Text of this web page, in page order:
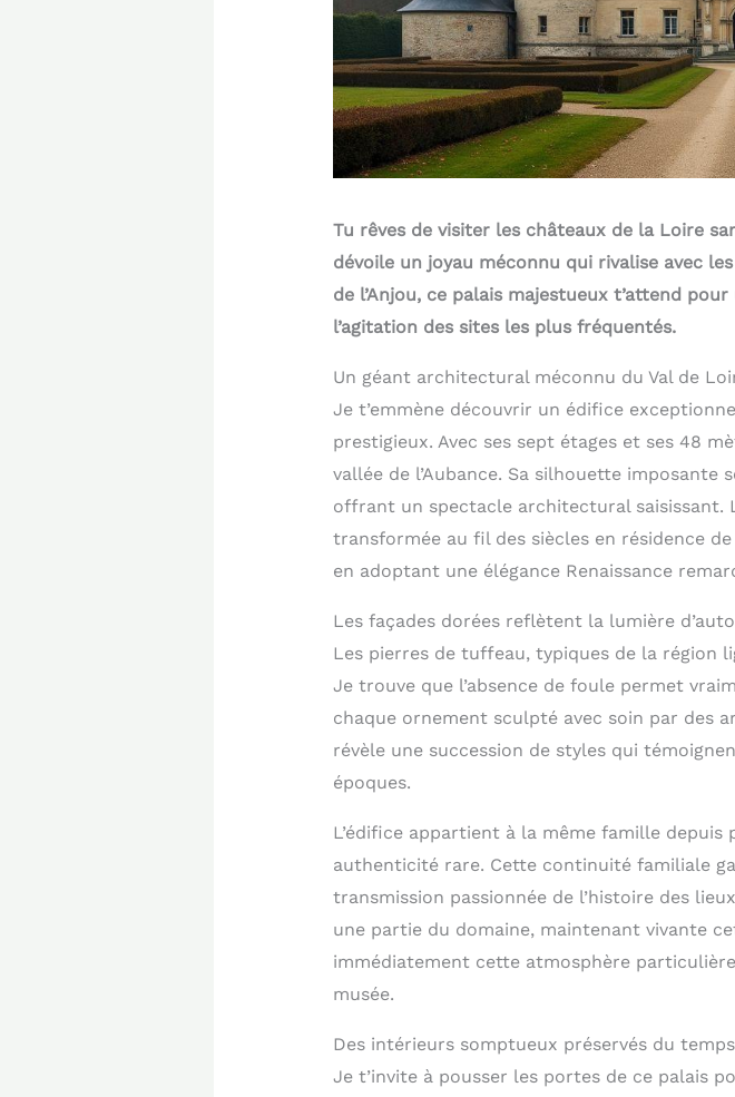
Tu rêves de visiter les châteaux de la Loire
dévoile un joyau méconnu qui rivalise avec
de l’Anjou, ce palais majestueux t’attend
l’agitation des sites les plus fréquentés.
Un géant architectural méconnu du Val de
Je t’emmène découvrir un édifice
prestigieux. Avec ses sept étages et ses 48
vallée de l’Aubance. Sa silhouette imposante
offrant un spectacle architectural saisissant.
transformée au fil des siècles en résidence
en adoptant une élégance Renaissance
Les façades dorées reflètent la lumière
Les pierres de tuffeau, typiques de la région
Je trouve que l’absence de foule permet
chaque ornement sculpté avec soin par des
révèle une succession de styles qui
époques.
L’édifice appartient à la même famille
authenticité rare. Cette continuité familiale
transmission passionnée de l’histoire des
une partie du domaine, maintenant vivante
immédiatement cette atmosphère
musée.
Des intérieurs somptueux préservés du temps
Je t’invite à pousser les portes de ce palais